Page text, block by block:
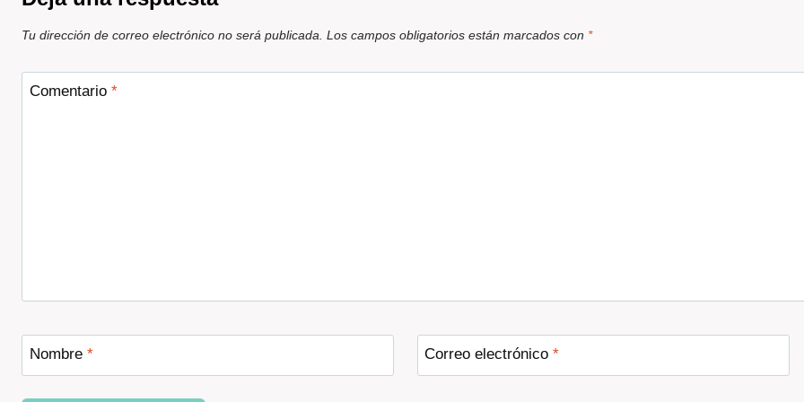
Tu dirección de correo electrónico no será publicada. Los campos obligatorios están marcados con *
Comentario *
Nombre * Correo electrónico *